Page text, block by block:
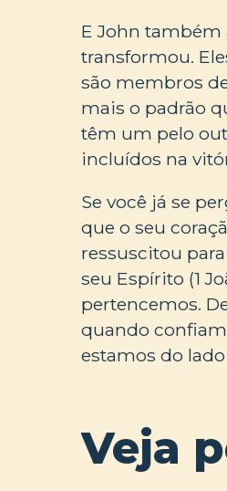
E John
transformou.
são membros
mais o padrão
têm um pelo
incluídos na
Se você já se
que o seu
ressuscitou
seu Espírito (1
pertencemos.
quando
estamos do
Veja